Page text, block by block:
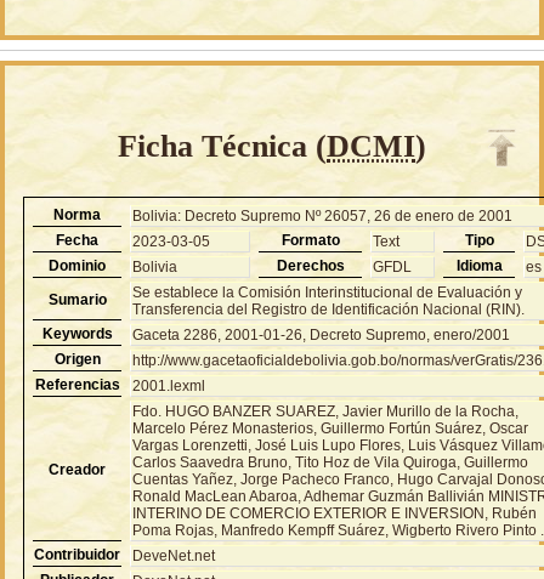
Ficha Técnica (DCMI)
Norma
Bolivia: Decreto Supremo Nº 26057, 26 de enero de 2001
Fecha
2023-03-05 Formato Text Tipo
Dominio
Bolivia Derechos GFDL Idioma
es
Sumario
Se establece la Comisión Interinstitucional de Evaluación y
Transferencia del Registro de Identificación Nacional (RIN).
Keywords
Gaceta 2286, 2001-01-26, Decreto Supremo, enero/2001
Origen
http://www.gacetaoficialdebolivia.gob.bo/normas/verGratis/
Referencias
2001.lexml
Creador
Fdo. HUGO BANZER SUAREZ, Javier Murillo de la Rocha,
Marcelo Pérez Monasterios, Guillermo Fortún Suárez, Oscar
Vargas Lorenzetti, José Luis Lupo Flores, Luis Vásquez
Carlos Saavedra Bruno, Tito Hoz de Vila Quiroga, Guillermo
Cuentas Yañez, Jorge Pacheco Franco, Hugo Carvajal
Ronald MacLean Abaroa, Adhemar Guzmán Ballivián
INTERINO DE COMERCIO EXTERIOR E INVERSION, Rubén
Poma Rojas, Manfredo Kempff Suárez, Wigberto Rivero Pinto .
Contribuidor
DeveNet.net